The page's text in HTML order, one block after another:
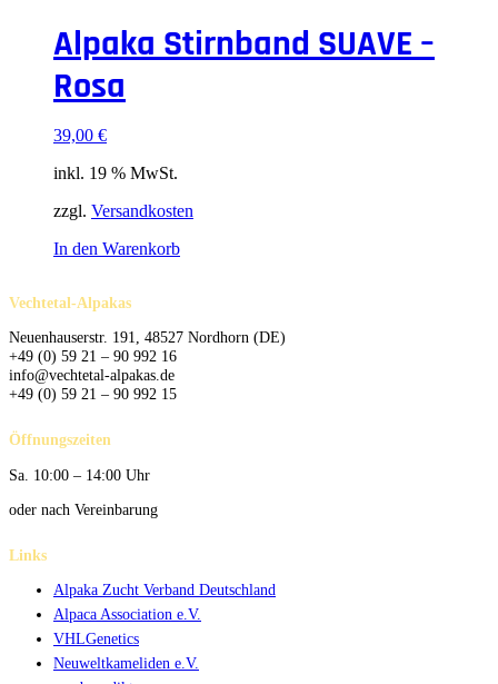
Alpaka Stirnband SUAVE –
Rosa
39,00 €
inkl. 19 % MwSt.
zzgl. Versandkosten
In den Warenkorb
Vechtetal-Alpakas
Neuenhauserstr. 191, 48527 Nordhorn (DE)
+49 (0) 59 21 – 90 992 16
info@vechtetal-alpakas.de
+49 (0) 59 21 – 90 992 15
Öffnungszeiten
Sa. 10:00 – 14:00 Uhr
oder nach Vereinbarung
Links
Alpaka Zucht Verband Deutschland
Alpaca Association e.V.
VHLGenetics
Neuweltkameliden e.V.